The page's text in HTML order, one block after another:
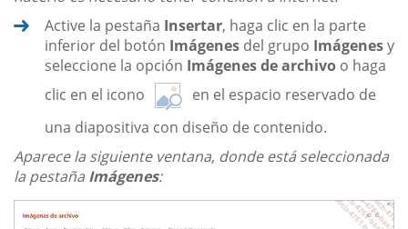
Active la pestaña Insertar, haga clic en la parte
inferior del botón Imágenes del grupo Imágenesy
seleccione la opción Imágenes de archivo o haga
clic en el icono
en el espacio reservado de
una diapositiva con diseño de contenido.
Aparece la siguiente ventana, donde está seleccionada
la pestaña Imágenes: